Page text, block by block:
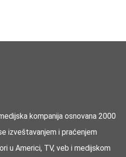
kompanija osnovana 2000
izveštavanjem i praćenjem
u Americi, TV, veb i medijskom